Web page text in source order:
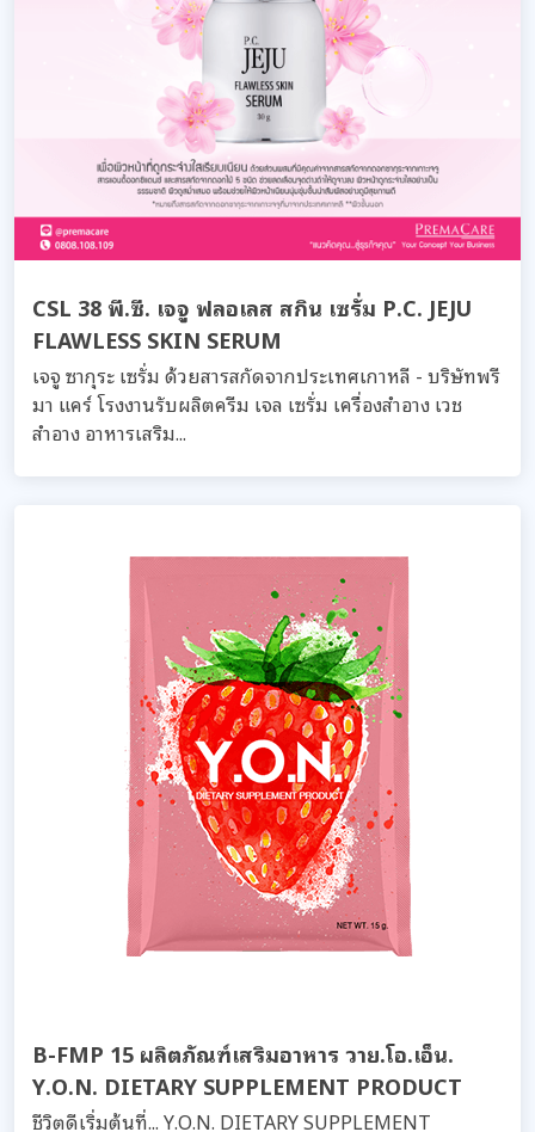
CSL 38 พี.ซี. เจจู ฟลอเลส สกิน เซรั่ม P.C. JEJU
FLAWLESS SKIN SERUM
เจจู ซากุระ เซรั่ม ด้วยสารสกัดจากประเทศเกาหลี - บริษัทพรี
มา แคร์ โรงงานรับผลิตครีม เจล เซรั่ม เครื่องสำอาง เวช
สำอาง อาหารเสริม...
B-FMP 15 ผลิตภัณฑ์เสริมอาหาร วาย.โอ.เอ็น.
Y.O.N. DIETARY SUPPLEMENT PRODUCT
ชีวิตดีเริ่มต้นที่... Y.O.N. DIETARY SUPPLEMENT